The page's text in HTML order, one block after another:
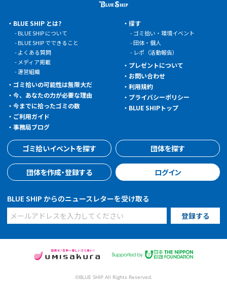
BLUE SHIP とは?
BLUE SHIP について
BLUE SHIP でできること
よくある質問
メディア掲載
運営組織
ゴミ拾いの可能性は無限大だ
今、あなたの力が必要な理由
今までに拾ったゴミの数
ご利用ガイド
事務局ブログ
探す
ゴミ拾い・環境イベント
団体・個人
レポ（活動報告）
プレゼントについて
お問い合わせ
利用規約
プライバシーポリシー
BLUE SHIPトップ
ゴミ拾いイベントを探す 団体を探す
団体を作成・登録する ログイン
BLUE SHIP からのニュースレターを受け取る
©BLUE SHIP All Rights Reserved.